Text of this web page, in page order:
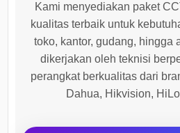
Kami menyediakan paket
kualitas terbaik untuk
toko, kantor, gudang, hingga
dikerjakan oleh teknisi
perangkat berkualitas dari
Dahua, Hikvision,